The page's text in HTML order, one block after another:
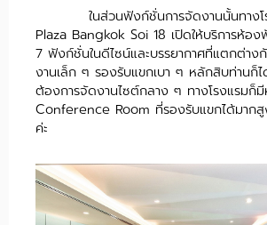
ในส่วนฟังก์ชั่นการจัดงานนั้นทางโร
Plaza Bangkok Soi 18 เปิดให้บริการห้อ
7 ฟังก์ชั่นในดีไซน์และบรรยากาศที่แตกต่าง
งานเล็ก ๆ รองรับแขกเบา ๆ หลักสิบท่านก็
ต้องการจัดงานไซต์กลาง ๆ ทางโรงแรมก็
Conference Room ที่รองรับแขกได้มาก
ค่ะ